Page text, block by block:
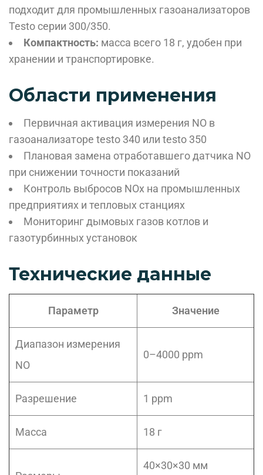
подходит для промышленных газоанализаторов
Testo серии 300/350.
Компактность: масса всего 18 г, удобен при
хранении и транспортировке.
Области применения
Первичная активация измерения NO в
газоанализаторе testo 340 или testo 350
Плановая замена отработавшего датчика NO
при снижении точности показаний
Контроль выбросов NOx на промышленных
предприятиях и тепловых станциях
Мониторинг дымовых газов котлов и
газотурбинных установок
Технические данные
Параметр Значение
Диапазон измерения
NO
0–4000 ppm
Разрешение 1 ppm
Масса 18 г
40×30×30 мм